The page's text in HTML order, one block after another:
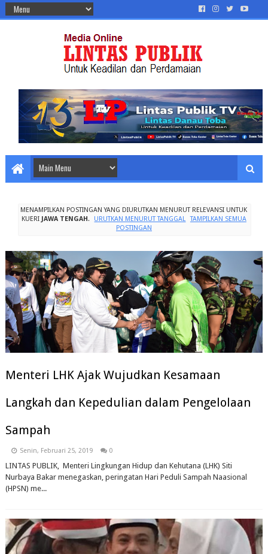
MENAMPILKAN POSTINGAN YANG DIURUTKAN MENURUT RELEVANSI UNTUK
KUERI JAWA TENGAH. URUTKAN MENURUT TANGGAL
TAMPILKAN SEMUA
POSTINGAN
Menteri LHK Ajak Wujudkan Kesamaan
Langkah dan Kepedulian dalam Pengelolaan
Sampah
Senin, Februari 25, 2019 0
LINTAS PUBLIK, Menteri Lingkungan Hidup dan Kehutana (LHK) Siti
Nurbaya Bakar menegaskan, peringatan Hari Peduli Sampah Naasional
(HPSN) me...